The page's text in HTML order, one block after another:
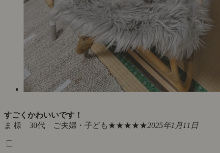
すごくかわいいです！
ま 様 30代 ご夫婦・子ども★★★★★2025年1月11日